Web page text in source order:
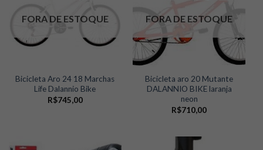
FORA DE ESTOQUE
Bicicleta Aro 24 18 Marchas
Life Dalannio Bike
R$745,00
FORA DE ESTOQUE
Bicicleta aro 20 Mutante
DALANNIO BIKE laranja
neon
R$710,00